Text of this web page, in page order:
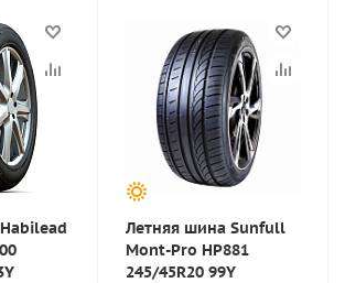
Летняя шина Sunfull
Mont-Pro HP881
245/45R20 99Y